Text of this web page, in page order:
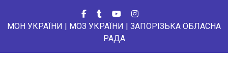
вмісту
МОН УКРАЇНИ | МОЗ УКРАЇНИ | ЗАПОРІЗЬКА ОБЛАСНА
РАДА